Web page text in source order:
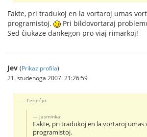
Fakte, pri tradukoj en la vortaroj umas
programistoj.
Pri bildovortaraj
Sed ĉiukaze dankegon pro viaj rimarkoj!
Jev (Prikaz profila)
21. studenoga 2007. 21:26:59
Terurĉjo:
Jasminka:
Fakte, pri tradukoj en la vortaroj umas
programistoj.